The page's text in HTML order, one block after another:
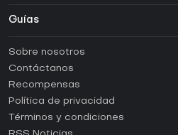
Guías
Guías y tutoriales
¿Cómo activar una CD Key de
¿Cómo activar una CD Key de
¿Cómo activar una CD Key de
Sobre nosotros
Contáctanos
Recompensas
Política de privacidad
Términos y condiciones